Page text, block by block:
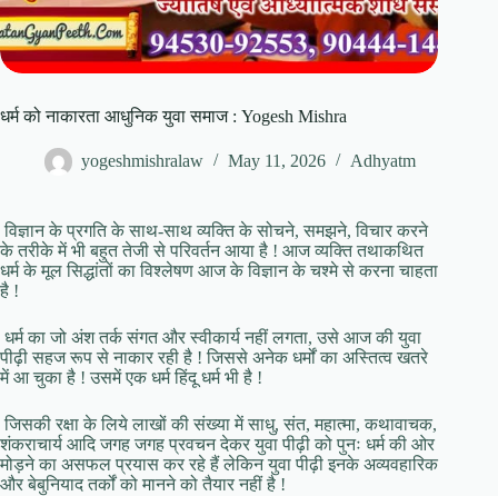
धर्म को नाकारता आधुनिक युवा समाज : Yogesh Mishra
yogeshmishralaw May 11, 2026 Adhyatm
विज्ञान के प्रगति के साथ-साथ व्यक्ति के सोचने, समझने, विचार करने
के तरीके में भी बहुत तेजी से परिवर्तन आया है ! आज व्यक्ति तथाकथित
धर्म के मूल सिद्धांतों का विश्लेषण आज के विज्ञान के चश्मे से करना चाहता
है !
धर्म का जो अंश तर्क संगत और स्वीकार्य नहीं लगता, उसे आज की युवा
पीढ़ी सहज रूप से नाकार रही है ! जिससे अनेक धर्मों का अस्तित्व खतरे
में आ चुका है ! उसमें एक धर्म हिंदू धर्म भी है !
जिसकी रक्षा के लिये लाखों की संख्या में साधु, संत, महात्मा, कथावाचक,
शंकराचार्य आदि जगह जगह प्रवचन देकर युवा पीढ़ी को पुनः धर्म की ओर
मोड़ने का असफल प्रयास कर रहे हैं लेकिन युवा पीढ़ी इनके अव्यवहारिक
और बेबुनियाद तर्कों को मानने को तैयार नहीं है !